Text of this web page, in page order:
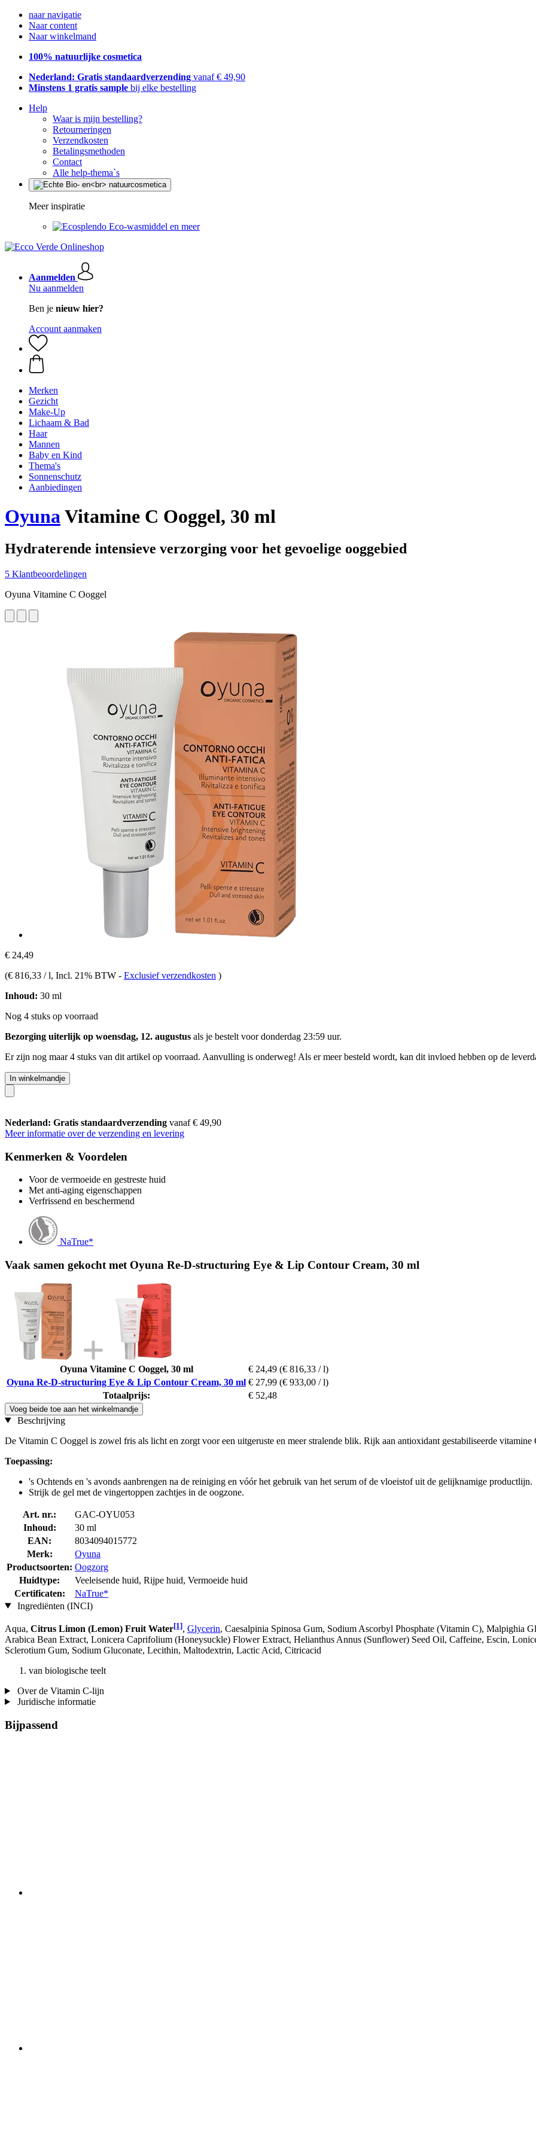
naar navigatie
Naar content
Naar winkelmand
100% natuurlijke cosmetica
Nederland: Gratis standaardverzending vanaf € 49,90
Minstens 1 gratis sample bij elke bestelling
Help
Waar is mijn bestelling?
Retourneringen
Verzendkosten
Betalingsmethoden
Contact
Alle help-thema`s
Meer inspiratie
Eco-wasmiddel en meer
Aanmelden
Nu aanmelden
Ben je nieuw hier?
Account aanmaken
Merken
Gezicht
Make-Up
Lichaam & Bad
Haar
Mannen
Baby en Kind
Thema's
Sonnenschutz
Aanbiedingen
OyunaVitamine C Ooggel, 30 ml
Hydraterende intensieve verzorging voor het gevoelige ooggebied
5 Klantbeoordelingen
Oyuna Vitamine C Ooggel
€ 24,49
(€ 816,33 / l, Incl. 21% BTW - Exclusief verzendkosten )
Inhoud: 30 ml
Nog 4 stuks op voorraad
Bezorging uiterlijk op woensdag, 12. augustus als je bestelt voordonderdag 23:59 uur.
Er zijn nog maar 4 stuks van dit artikel op voorraad. Aanvulling is onderweg! Als er meer besteld wordt, kan dit invloed hebben op de
In winkelmandje
Nederland: Gratis standaardverzending vanaf € 49,90
Meer informatie over de verzending en levering
Kenmerken & Voordelen
Voor de vermoeide en gestreste huid
Met anti-aging eigenschappen
Verfrissend en beschermend
NaTrue*
Vaak samen gekocht met Oyuna Re-D-structuring Eye & Lip Contour Cream, 30 ml
Oyuna Vitamine C Ooggel, 30 ml € 24,49 (€ 816,33 / l)
Oyuna Re-D-structuring Eye & Lip Contour Cream, 30 ml € 27,99 (€ 933,00 / l)
Totaalprijs:
€ 52,48
Voeg beide toe aan het winkelmandje
Beschrijving
De Vitamin C Ooggel is zowel fris als licht en zorgt voor een uitgeruste en meer stralende blik. Rijk aan antioxidant gestabiliseerde vitamine
Toepassing:
's Ochtends en 's avonds aanbrengen na de reiniging en vóór het gebruik van het serum of de vloeistof uit de gelijknamige productlijn.
Strijk de gel met de vingertoppen zachtjes in de oogzone.
Art. nr.:
GAC-OYU053
Inhoud:
30 ml
EAN:
8034094015772
Merk:
Oyuna
Productsoorten: Oogzorg
Huidtype:
Veeleisende huid, Rijpe huid, Vermoeide huid
Certificaten:
NaTrue*
Ingrediënten (INCI)
Aqua, Citrus Limon (Lemon) Fruit Water[1], Glycerin, Caesalpinia Spinosa Gum, Sodium Ascorbyl Phosphate (Vitamin C), Malpighia
Arabica Bean Extract, Lonicera Caprifolium (Honeysuckle) Flower Extract, Helianthus Annus (Sunflower) Seed Oil, Caffeine, Escin,
Sclerotium Gum, Sodium Gluconate, Lecithin, Maltodextrin, Lactic Acid, Citricacid
van biologische teelt
Over de Vitamin C-lijn
Juridische informatie
Bijpassend